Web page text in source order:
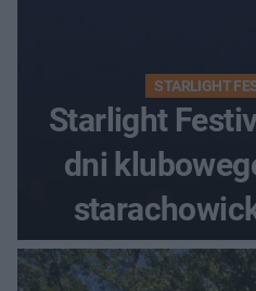
STARLIGHT
Starlight
dni